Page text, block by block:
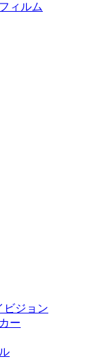
ィルム
ビジョン
ー